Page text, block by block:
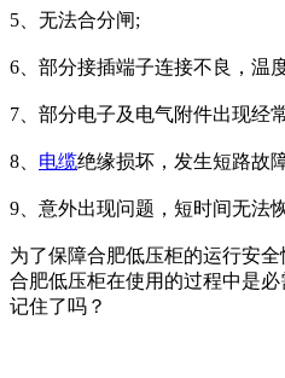
5、无法合分闸;
6、部分接插端子连接不良，温
7、部分电子及电气附件出现经
8、 电缆绝缘损坏，发生短路故
9、意外出现问题，短时间无法
为了保障合肥低压柜的运行安
合肥低压柜在使用的过程中是
记住了吗？